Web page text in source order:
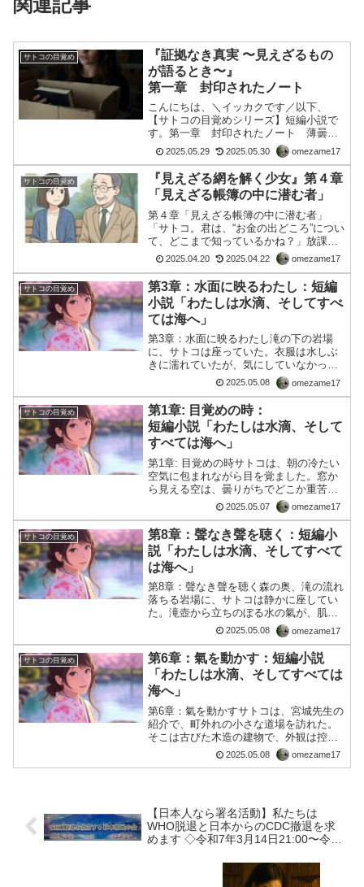
サトコの目覚め
『証拠なき真実 〜見えざるもの
が語るとき〜』
第一章 封印されたノート
こんにちは、＼イッカクです／以下、
【サトコの目覚めシリーズ】短編小説で
す。第一章 封印されたノート 薄曇り
の午後、サトコはふと、実家の物置にし
まわれた古い段ボールを開けた。埃をか
ぶった箱の中には、小学校時代の文集や
賞状、そして見慣れぬ一冊の...
2025.05.29 2025.05.30 omezame17
サトコの目覚め
『見えざる網を解く少女』第４章
「見えざる帳簿の中に潜む者」
第４章「見えざる帳簿の中に潜む者」
「サトコ。君は、“お金の出どころ”につい
て、どこまで知っているかね？」放課後
の教室。窓から差し込む夕陽に照らされ
ながら、宮城先生は静かに語りかけてき
た。「政府が税金で集めたお金で予算を
組んで、足りない分を国...
2025.04.20 2025.04.22 omezame17
サトコの目覚め
第3章：水面に映るわたし：短編
小説「わたしは水滴、そしてすべ
ては海へ」
第3章：水面に映るわたし滝の下の岩場
に、サトコは座っていた。衣服は水しぶ
きに濡れていたが、気にしていなかっ
た。ただ、体全体が透き通るような涼や
かさに包まれていて、心が凪いでいた。
彼女はゆっくりと呼吸を整えながら、滝
壺の水面に映る自分を見つめ...
2025.05.08 omezame17
サトコの目覚め
第1章: 目覚めの時：
短編小説「わたしは水滴、そして
すべては海へ」
第1章: 目覚めの時サトコは、朝の冷たい
空気に包まれながら目を覚ました。窓か
ら見える空は、曇りがちでどこか重苦し
い。しかし、彼女の心は不思議と静か
で、安らぎを感じていた。普段なら、頭
の中は日々の悩みや不安でいっぱいだっ
たはずだが、今朝は違っ...
2025.05.07 omezame17
サトコの目覚め
第8章：聲なき聲を聴く：短編小
説「わたしは水滴、そしてすべて
は海へ」
第8章：聲なき聲を聴く森の奥、滝の流れ
落ちる岩場に、サトコは静かに座してい
た。滝壺から立ちのぼる水の氣が、肌を
撫でる。冷たさよりも、むしろ温もりを
感じた。そこには、目には見えぬ何か
が、確かにあった。「わたしは、なぜこ
こにいるのか。」ふと湧き...
2025.05.08 omezame17
サトコの目覚め
第6章：氣を動かす：短編小説
「わたしは水滴、そしてすべては
海へ」
第6章：氣を動かすサトコは、宮城先生の
紹介で、町外れの小さな道場を訪れた。
そこは古びた木造の建物で、外観は控え
めながら、敷居をまたぐと空氣が変わっ
た。静けさの中に、ぴんと張った緊張感
2025.05.08 omezame17
【日本人なら署名活動】私たちは
WHO脱退と日本からのCDC撤退を求
めます ◇令和7年3月14日21:00〜令和
#JapanExitWHO